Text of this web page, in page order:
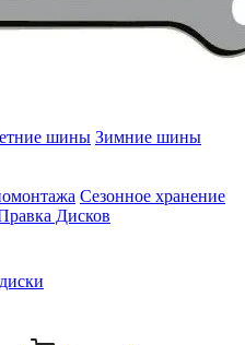
шины Зимние шины
Сезонное хранение
Дисков